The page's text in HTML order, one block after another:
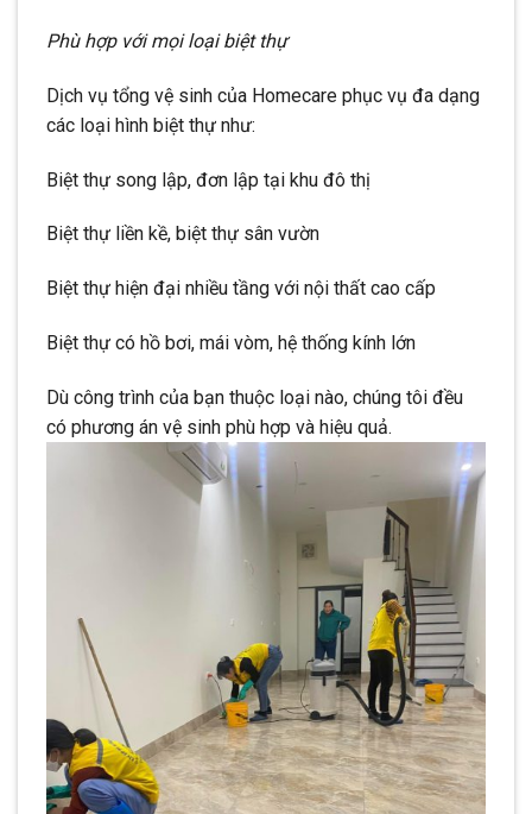
Phù hợp với mọi loại biệt thự
Dịch vụ tổng vệ sinh của Homecare phục vụ đa dạng
các loại hình biệt thự như:
Biệt thự song lập, đơn lập tại khu đô thị
Biệt thự liền kề, biệt thự sân vườn
Biệt thự hiện đại nhiều tầng với nội thất cao cấp
Biệt thự có hồ bơi, mái vòm, hệ thống kính lớn
Dù công trình của bạn thuộc loại nào, chúng tôi đều
có phương án vệ sinh phù hợp và hiệu quả.